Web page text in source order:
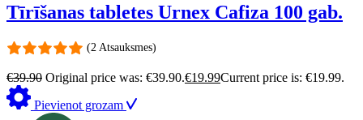
Tīrīšanas tabletes Urnex Cafiza 100 gab.
(2 Atsauksmes)
€39.90 Original price was: €39.90.€19.99Current price is: €19.99.
Pievienot grozam